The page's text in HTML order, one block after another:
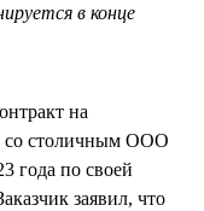
в конце
на
со столичным ООО
года по своей
заявил, что